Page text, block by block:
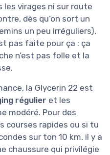
les virages ni sur route
dès qu’on sort un
un peu irréguliers),
pas faite pour ça : ça
n’est pas folle et la
la Glycerin 22 est
régulier et les
modéré. Pour des
courses rapides ou si tu
sur ton 10 km, il y a
chaussure qui privilégie